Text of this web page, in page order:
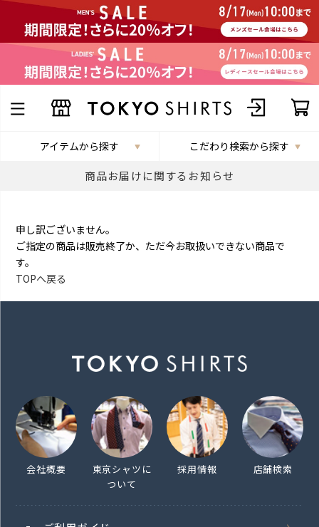
アイテムから探す こだわり検索から探す
商品お届けに関するお知らせ
申し訳ございません。
ご指定の商品は販売終了か、ただ今お取扱いできない商品で
す。
TOPへ戻る
会社概要
東京シャツに
ついて
採用情報 店舗検索